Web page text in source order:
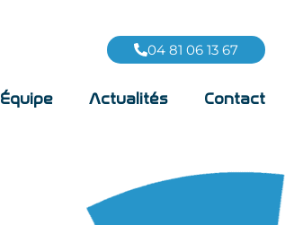
04 81 06 13 67
Équipe Actualités Contact